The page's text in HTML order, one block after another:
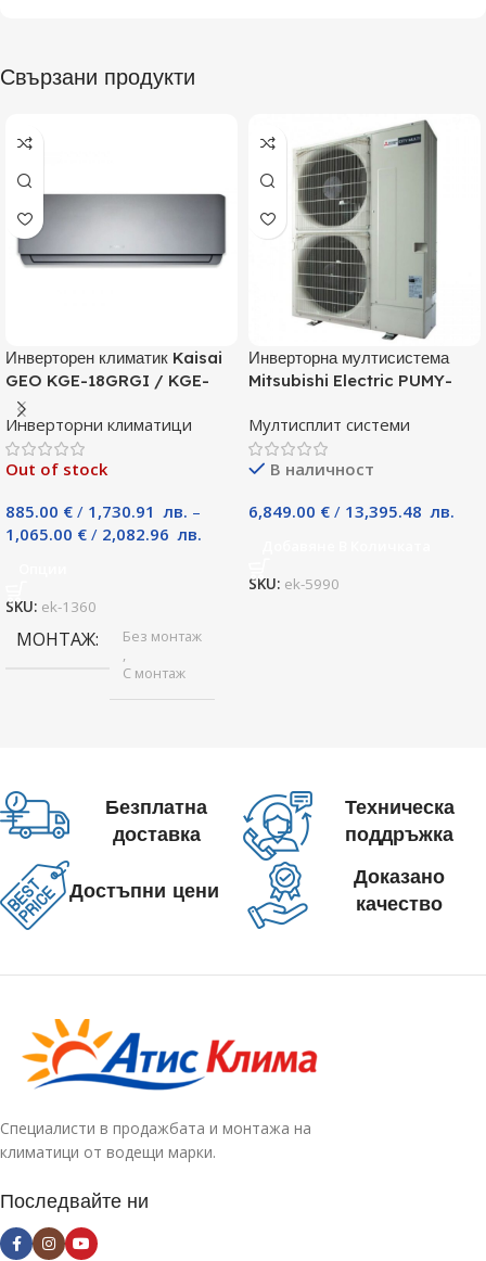
Свързани продукти
Инверторен климатик Kaisai
GEO KGE-18GRGI / KGE-
18GRGO, 18000 BTU, Клас
A++
Инверторни климатици
Out of stock
885.00 € / 1,730.91 лв. –
1,065.00 € / 2,082.96 лв.
SKU: ek-1360
МОНТАЖ
Без монтаж
,
С монтаж
Инверторна мултисистема
Mitsubishi Electric PUMY-
Мултисплит системи
В наличност
6,849.00 € / 13,395.48 лв.
SKU: ek-5990
Безплатна
доставка
Техническа
поддръжка
Достъпни цени
Доказано
качество
Специалисти в продажбата и монтажа на
климатици от водещи марки.
Последвайте ни